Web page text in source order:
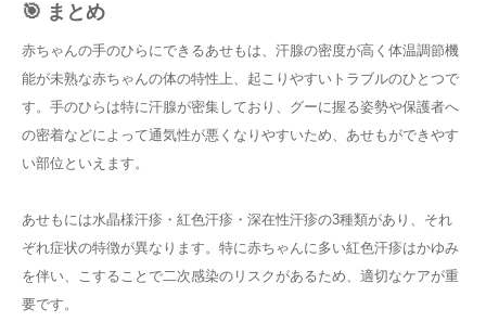
🎯 まとめ
赤ちゃんの手のひらにできるあせもは、汗腺の密度が高く体温調節機
能が未熟な赤ちゃんの体の特性上、起こりやすいトラブルのひとつで
す。手のひらは特に汗腺が密集しており、グーに握る姿勢や保護者へ
の密着などによって通気性が悪くなりやすいため、あせもができやす
い部位といえます。
あせもには水晶様汗疹・紅色汗疹・深在性汗疹の3種類があり、それ
ぞれ症状の特徴が異なります。特に赤ちゃんに多い紅色汗疹はかゆみ
を伴い、こすることで二次感染のリスクがあるため、適切なケアが重
要です。